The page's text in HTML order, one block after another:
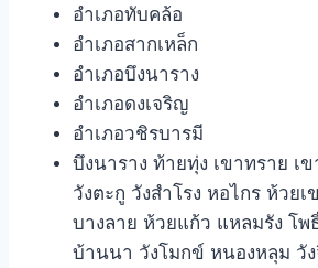
อำเภอทับคล้อ
อำเภอสากเหล็ก
อำเภอบึงนาราง
อำเภอดงเจริญ
อำเภอวชิรบารมี
บึงนาราง ท้ายทุ่ง เขาทราย เข
วังตะกู วังสำโรง หอไกร ห้วย
บางลาย ห้วยแก้ว แหลมรัง โพ
บ้านนา วังโมกข์ หนองหลุม วัง